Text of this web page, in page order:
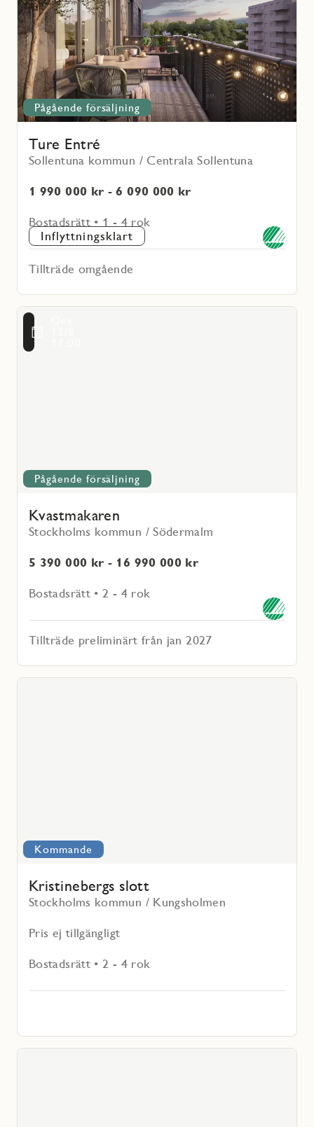
Pågående försäljning
Ture Entré
Sollentuna kommun / Centrala Sollentuna
1 990 000 kr - 6 090 000 kr
Bostadsrätt • 1 - 4 rok
Inflyttningsklart
Tillträde omgående
Pågående försäljning
Kvastmakaren
Stockholms kommun / Södermalm
5 390 000 kr - 16 990 000 kr
Bostadsrätt • 2 - 4 rok
Tillträde preliminärt från jan 2027
Läs
mer
Kvastmakaren
Kommande
Kristinebergs slott
Stockholms kommun / Kungsholmen
Pris ej tillgängligt
Bostadsrätt • 2 - 4 rok
Läs
Läs